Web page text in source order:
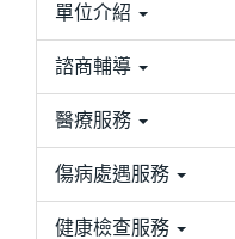
單位介紹
諮商輔導
醫療服務
傷病處遇服務
健康檢查服務